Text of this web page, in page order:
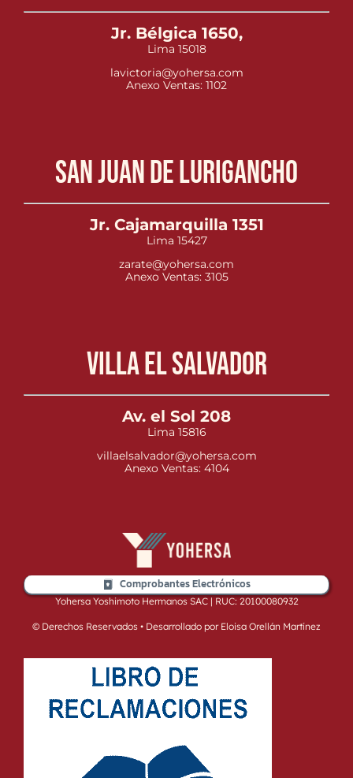
Jr. Bélgica 1650,
Lima 15018
lavictoria@yohersa.com
Anexo Ventas: 1102
San Juan de Lurigancho
Jr. Cajamarquilla 1351
Lima 15427
zarate@yohersa.com
Anexo Ventas: 3105
Villa el Salvador
Av. el Sol 208
Lima 15816
villaelsalvador@yohersa.com
Anexo Ventas: 4104
Comprobantes Electrónicos
Yohersa Yoshimoto Hermanos SAC | RUC: 20100080932
© Derechos Reservados • Desarrollado por Eloisa Orellán Martínez